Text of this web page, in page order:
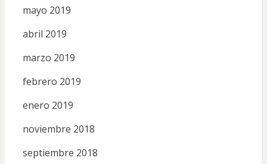
mayo 2019
abril 2019
marzo 2019
febrero 2019
enero 2019
noviembre 2018
septiembre 2018